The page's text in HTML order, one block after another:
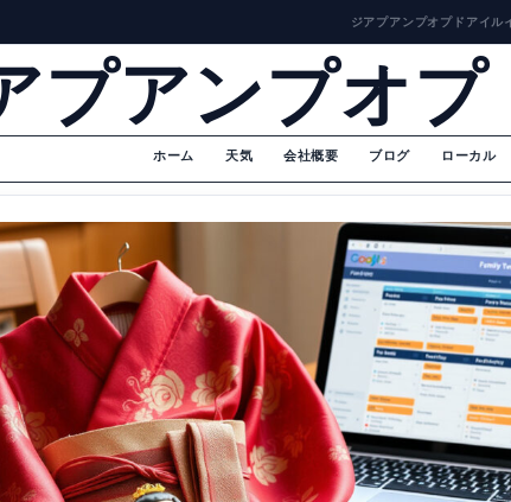
ジアプアンプオプドアイル
プアンプオ
ホーム 天気 会社概要 ブログ ローカル